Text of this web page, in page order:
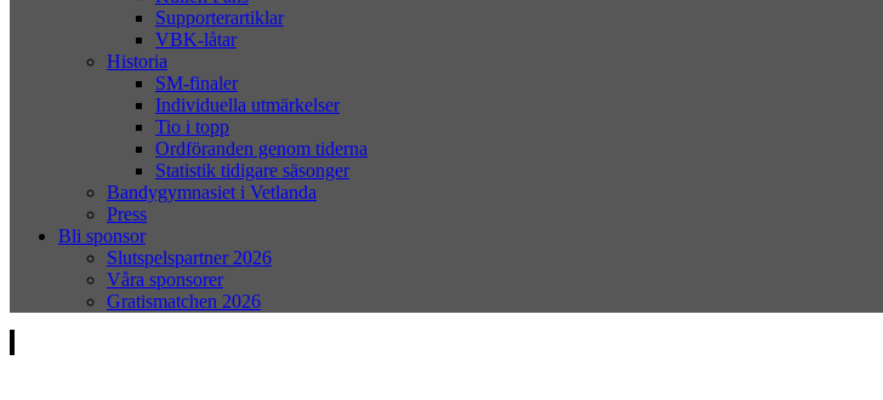
Supporterartiklar
VBK-låtar
Historia
SM-finaler
Individuella utmärkelser
Tio i topp
Ordföranden genom tiderna
Statistik tidigare säsonger
Bandygymnasiet i Vetlanda
Press
Bli sponsor
Slutspelspartner 2026
Våra sponsorer
Gratismatchen 2026